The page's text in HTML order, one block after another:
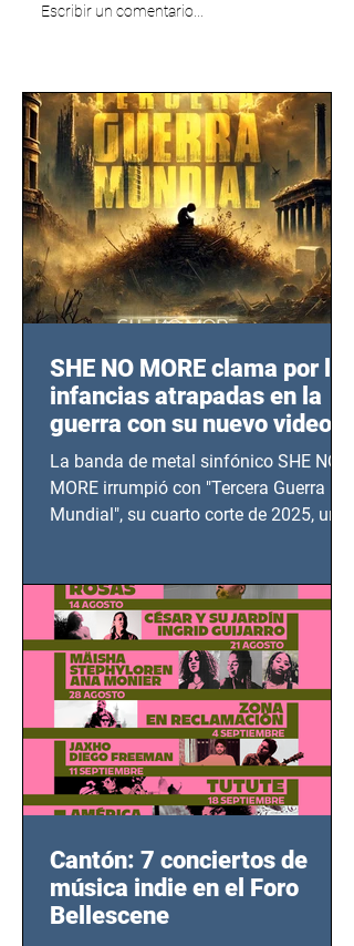
Escribir un comentario...
SHE NO MORE clama por las
infancias atrapadas en la
guerra con su nuevo video
TERCERA GUERRA
MUNDIAL
La banda de metal sinfónico SHE NO
MORE irrumpió con "Tercera Guerra
Mundial", su cuarto corte de 2025, un
bélicos.
Cantón: 7 conciertos de
música indie en el Foro
Bellescene